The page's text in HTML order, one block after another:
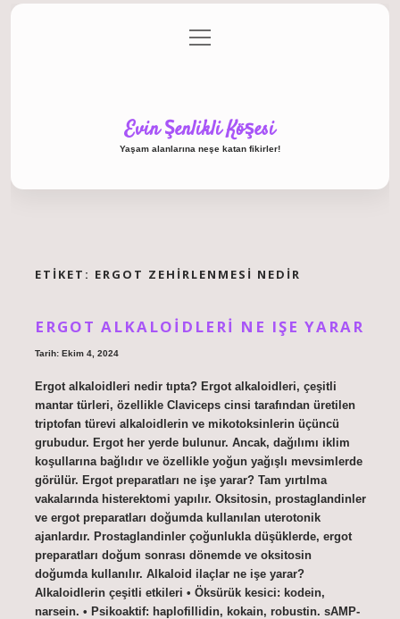
Gizlilik Politikası
menüyü
aç
Evin Şenlikli Köşesi
Yaşam alanlarına neşe katan fikirler!
ETIKET: ERGOT ZEHIRLENMESI NEDIR
ERGOT ALKALOIDLERI NE IŞE YARAR
Tarih: Ekim 4, 2024
Ergot alkaloidleri nedir tıpta? Ergot alkaloidleri, çeşitli
mantar türleri, özellikle Claviceps cinsi tarafından üretilen
triptofan türevi alkaloidlerin ve mikotoksinlerin üçüncü
grubudur. Ergot her yerde bulunur. Ancak, dağılımı iklim
koşullarına bağlıdır ve özellikle yoğun yağışlı mevsimlerde
görülür. Ergot preparatları ne işe yarar? Tam yırtılma
vakalarında histerektomi yapılır. Oksitosin, prostaglandinler
ve ergot preparatları doğumda kullanılan uterotonik
ajanlardır. Prostaglandinler çoğunlukla düşüklerde, ergot
preparatları doğum sonrası dönemde ve oksitosin
doğumda kullanılır. Alkaloid ilaçlar ne işe yarar?
Alkaloidlerin çeşitli etkileri • Öksürük kesici: kodein,
narsein. • Psikoaktif: haplofillidin, kokain, robustin. sAMP-